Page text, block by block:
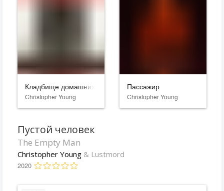
Кладбище домашних животных
Christopher Young
Пассажир
Christopher Young
Пустой человек
The Empty Man
Christopher Young & Lustmord
2020